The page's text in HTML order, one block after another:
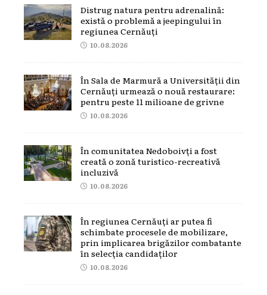
Distrug natura pentru adrenalină:
există o problemă a jeepingului în
regiunea Cernăuți
10.08.2026
În Sala de Marmură a Universității din
Cernăuți urmează o nouă restaurare:
pentru peste 11 milioane de grivne
10.08.2026
În comunitatea Nedoboivți a fost
creată o zonă turistico-recreativă
incluzivă
10.08.2026
În regiunea Cernăuți ar putea fi
schimbate procesele de mobilizare,
prin implicarea brigăzilor combatante
în selecția candidaților
10.08.2026